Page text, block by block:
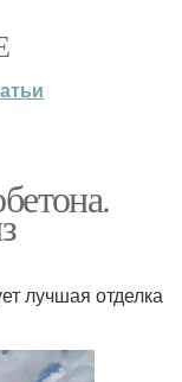
лучшая отделка